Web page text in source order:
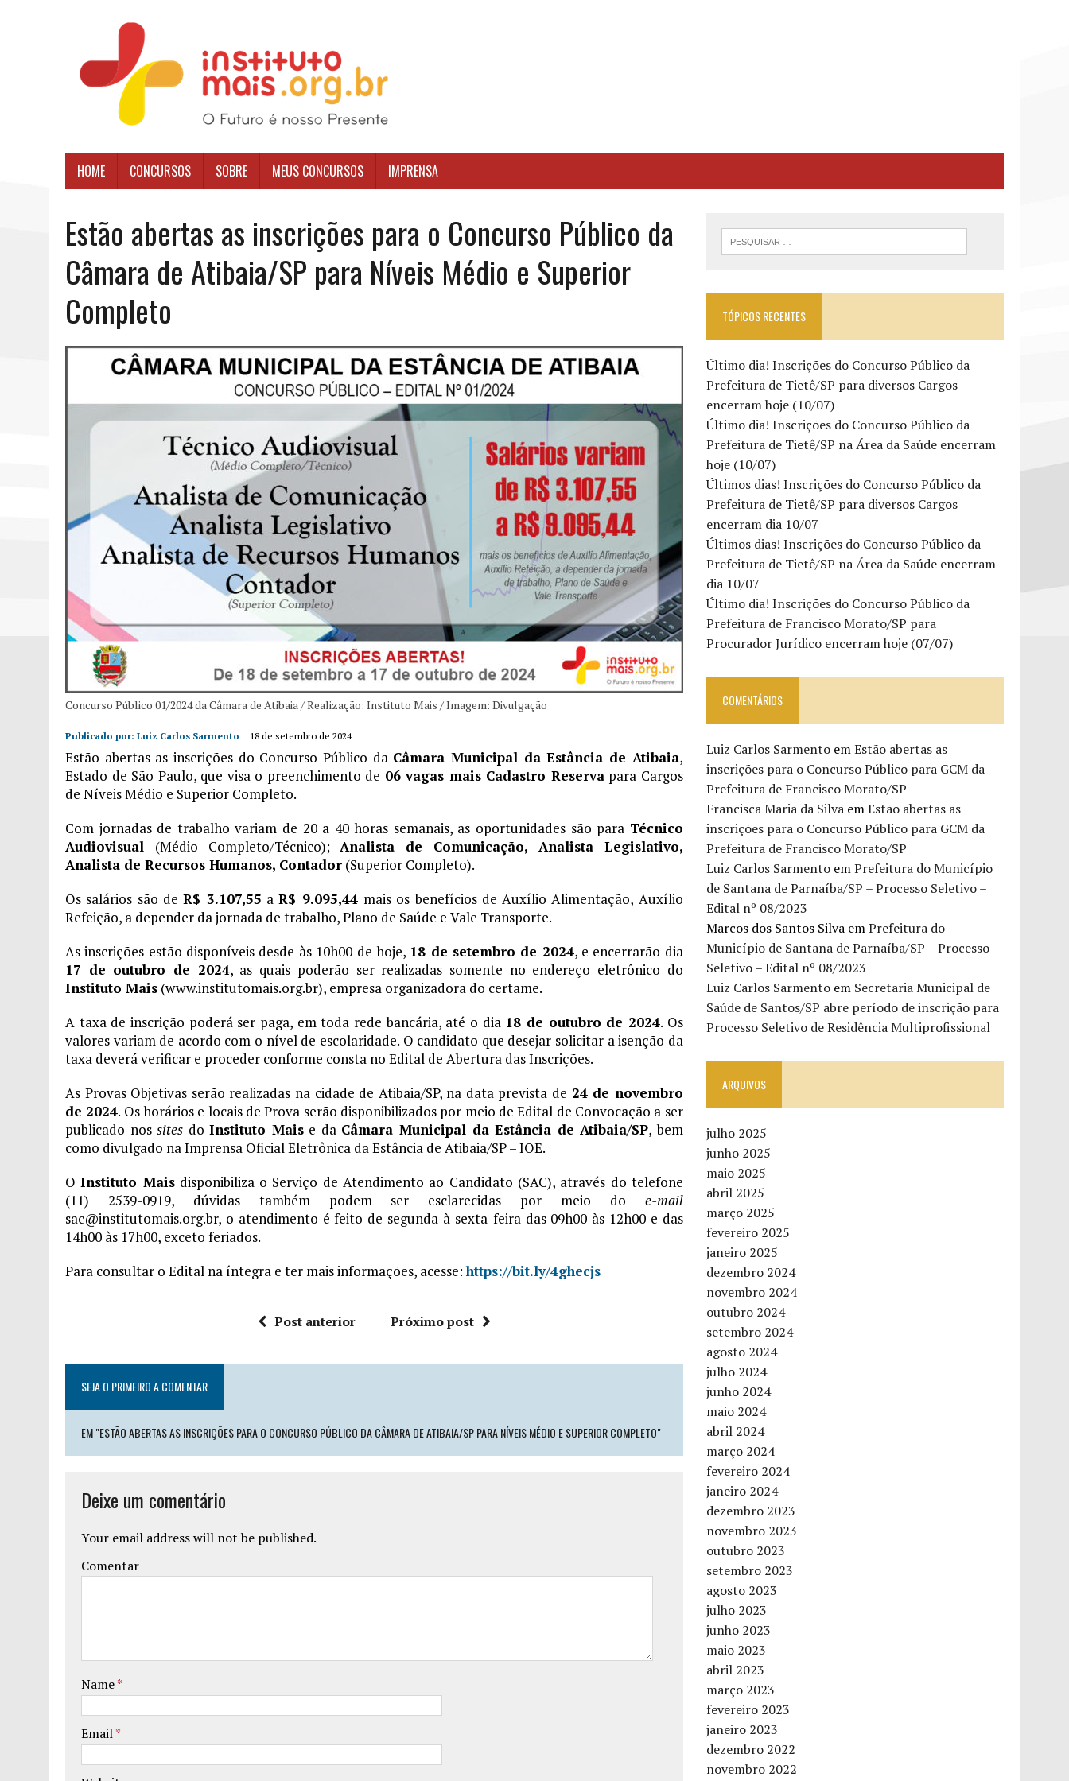
HOME CONCURSOS SOBRE MEUS CONCURSOS IMPRENSA
Estão abertas as inscrições para o Concurso Público da
Câmara de Atibaia/SP para Níveis Médio e Superior
Completo
Concurso Público 01/2024 da Câmara de Atibaia / Realização: Instituto Mais / Imagem: Divulgação
Publicado por: Luiz Carlos Sarmento 18 de setembro de 2024
Estão abertas as inscrições do Concurso Público da Câmara Municipal da Estância de Atibaia,
Estado de São Paulo, que visa o preenchimento de 06 vagas mais Cadastro Reservapara Cargos
de Níveis Médio e Superior Completo.
Com jornadas de trabalho variam de 20 a 40 horas semanais, as oportunidades são para Técnico
Audiovisual (Médio Completo/Técnico);Analista de Comunicação, Analista Legislativo,
Analista de Recursos Humanos, Contador (Superior Completo).
Os salários são deR$ 3.107,55 aR$ 9.095,44 mais os benefícios de Auxílio Alimentação, Auxílio
Refeição, a depender da jornada de trabalho, Plano de Saúde e Vale Transporte.
As inscrições estão disponíveis desde às 10h00 de hoje, 18 de setembro de 2024, e encerrarão dia
17 de outubro de 2024, as quais poderão ser realizadas somente no endereço eletrônico do
Instituto Mais (www.institutomais.org.br), empresa organizadora do certame.
A taxa de inscrição poderá ser paga, em toda rede bancária, até o dia 18 de outubro de 2024. Os
valores variam de acordo com o nível de escolaridade. O candidato que desejar solicitar a isenção da
taxa deverá verificar e proceder conforme consta no Edital de Abertura das Inscrições.
As Provas Objetivas serão realizadas na cidade de Atibaia/SP, na data prevista de 24 de novembro
de 2024. Os horários e locais de Prova serão disponibilizados por meio de Edital de Convocação a ser
publicado nossites doInstituto Maise da Câmara Municipal da Estância de Atibaia/SP, bem
como divulgado na Imprensa Oficial Eletrônica da Estância de Atibaia/SP – IOE.
OInstituto Maisdisponibiliza o Serviço de Atendimento ao Candidato (SAC), através do telefone
(11) 2539-0919, dúvidas também podem ser esclarecidas por meio do e-mail
sac@institutomais.org.br, o atendimento é feito de segunda à sexta-feira das 09h00 às 12h00 e das
14h00 às 17h00, exceto feriados.
Para consultar o Edital na íntegra e ter mais informações, acesse:https://bit.ly/4ghecjs
Post anterior Próximo post
SEJA O PRIMEIRO A COMENTAR
EM "ESTÃO ABERTAS AS INSCRIÇÕES PARA O CONCURSO PÚBLICO DA CÂMARA DE ATIBAIA/SP PARA NÍVEIS MÉDIO E SUPERIOR COMPLETO"
Deixe um comentário
Your email address will not be published.
Comentar
Name*
Email*
TÓPICOS RECENTES
Último dia! Inscrições do Concurso Público da
Prefeitura de Tietê/SP para diversos Cargos
encerram hoje (10/07)
Último dia! Inscrições do Concurso Público da
Prefeitura de Tietê/SP na Área da Saúde encerram
hoje (10/07)
Últimos dias! Inscrições do Concurso Público da
Prefeitura de Tietê/SP para diversos Cargos
encerram dia 10/07
Últimos dias! Inscrições do Concurso Público da
Prefeitura de Tietê/SP na Área da Saúde encerram
dia 10/07
Último dia! Inscrições do Concurso Público da
Prefeitura de Francisco Morato/SP para
Procurador Jurídico encerram hoje (07/07)
COMENTÁRIOS
Luiz Carlos Sarmento emEstão abertas as
inscrições para o Concurso Público para GCM da
Prefeitura de Francisco Morato/SP
Francisca Maria da Silva emEstão abertas as
inscrições para o Concurso Público para GCM da
Prefeitura de Francisco Morato/SP
Luiz Carlos Sarmento emPrefeitura do Município
de Santana de Parnaíba/SP – Processo Seletivo –
Edital nº 08/2023
Marcos dos Santos Silva emPrefeitura do
Município de Santana de Parnaíba/SP – Processo
Seletivo – Edital nº 08/2023
Luiz Carlos Sarmento em Secretaria Municipal de
Saúde de Santos/SP abre período de inscrição para
Processo Seletivo de Residência Multiprofissional
ARQUIVOS
julho 2025
junho 2025
maio 2025
abril 2025
março 2025
fevereiro 2025
janeiro 2025
dezembro 2024
novembro 2024
outubro 2024
setembro 2024
agosto 2024
julho 2024
junho 2024
maio 2024
abril 2024
março 2024
fevereiro 2024
janeiro 2024
dezembro 2023
novembro 2023
outubro 2023
setembro 2023
agosto 2023
julho 2023
junho 2023
maio 2023
abril 2023
março 2023
fevereiro 2023
janeiro 2023
dezembro 2022
novembro 2022